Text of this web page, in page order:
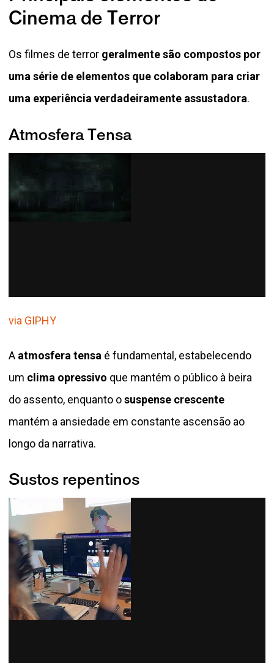
Cinema de Terror
Os filmes de terror geralmente são compostos por
uma série de elementos que colaboram para criar
uma experiência verdadeiramente assustadora.
Atmosfera Tensa
via GIPHY
A atmosfera tensa é fundamental, estabelecendo
um clima opressivo que mantém o público à beira
do assento, enquanto osuspense crescente
mantém a ansiedade em constante ascensão ao
longo da narrativa.
Sustos repentinos